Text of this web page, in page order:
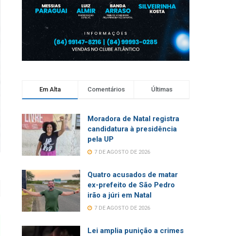
Em Alta Comentários Últimas
Moradora de Natal registra
candidatura à presidência
pela UP
7 DE AGOSTO DE 2026
Quatro acusados de matar
ex-prefeito de São Pedro
irão a júri em Natal
7 DE AGOSTO DE 2026
Lei amplia punição a crimes